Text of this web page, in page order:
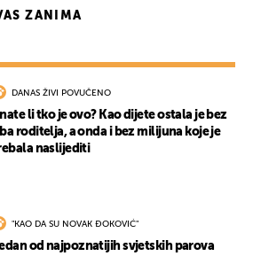
ZANIMA
DANAS ŽIVI POVUČENO
li tko je ovo? Kao dijete ostala je bez
roditelja, a onda i bez milijuna koje je
naslijediti
"KAO DA SU NOVAK ĐOKOVIĆ"
od najpoznatijih svjetskih parova